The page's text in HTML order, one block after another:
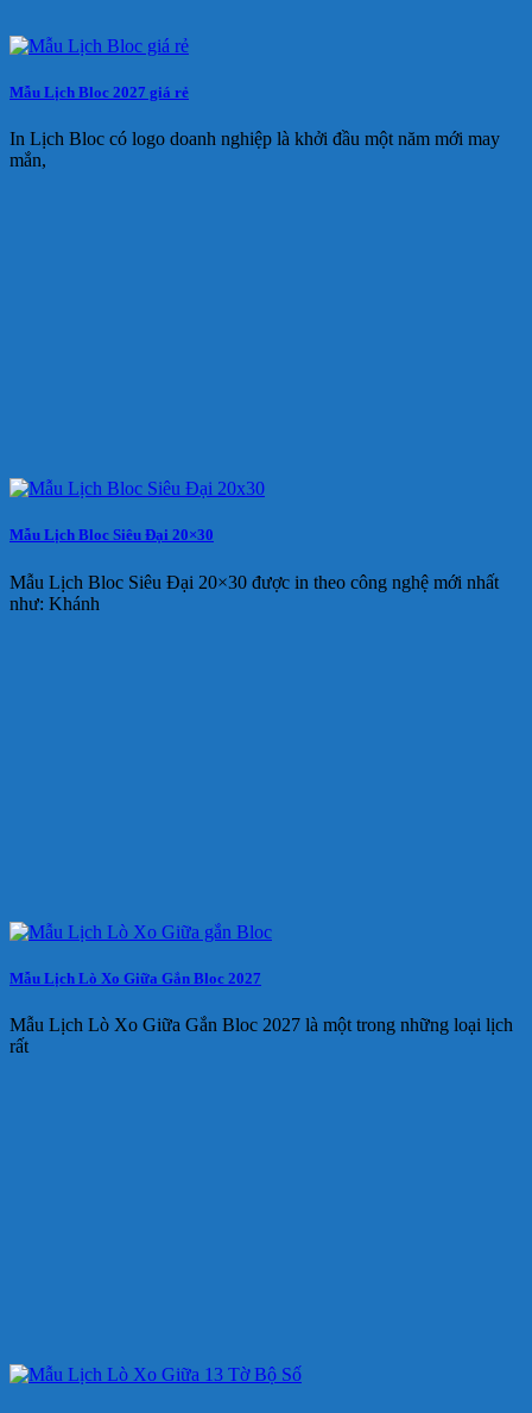
Mẫu Lịch Bloc 2027 giá rẻ
In Lịch Bloc có logo doanh nghiệp là khởi đầu một năm mới may
mắn,
Mẫu Lịch Bloc Siêu Đại 20×30
Mẫu Lịch Bloc Siêu Đại 20×30 được in theo công nghệ mới nhất
như: Khánh
Mẫu Lịch Lò Xo Giữa Gắn Bloc 2027
Mẫu Lịch Lò Xo Giữa Gắn Bloc 2027 là một trong những loại lịch
rất